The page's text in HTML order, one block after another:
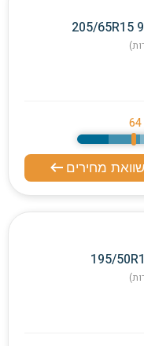
205/65R15
)
64
מחירים
195/
)